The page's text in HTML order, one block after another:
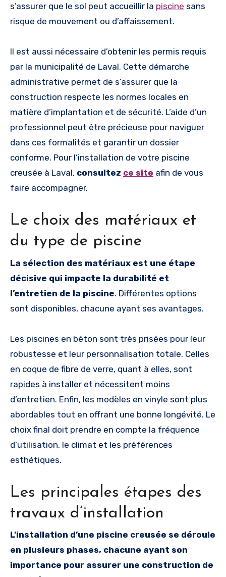
s’assurer que le sol peut accueillir la piscine sans
risque de mouvement ou d’affaissement.
Il est aussi nécessaire d’obtenir les permis requis
par la municipalité de Laval. Cette démarche
administrative permet de s’assurer que la
construction respecte les normes locales en
matière d’implantation et de sécurité. L’aide d’un
professionnel peut être précieuse pour naviguer
dans ces formalités et garantir un dossier
conforme. Pour l’installation de votre piscine
creusée à Laval, consultez ce site afin de vous
faire accompagner.
Le choix des matériaux et
du type de piscine
La sélection des matériaux est une étape
décisive qui impacte la durabilité et
l’entretien de la piscine. Différentes options
sont disponibles, chacune ayant ses avantages.
Les piscines en béton sont très prisées pour leur
robustesse et leur personnalisation totale. Celles
en coque de fibre de verre, quant à elles, sont
rapides à installer et nécessitent moins
d’entretien. Enfin, les modèles en vinyle sont plus
abordables tout en offrant une bonne longévité. Le
choix final doit prendre en compte la fréquence
d’utilisation, le climat et les préférences
esthétiques.
Les principales étapes des
travaux d’installation
L’installation d’une piscine creusée se déroule
en plusieurs phases, chacune ayant son
importance pour assurer une construction de